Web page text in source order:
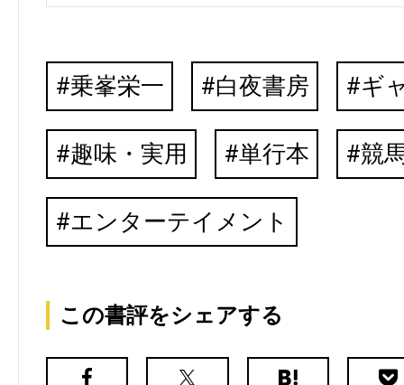
乗峯栄一 白夜書房 ギ
趣味・実用 単行本 競
エンターテイメント
この書評をシェアする